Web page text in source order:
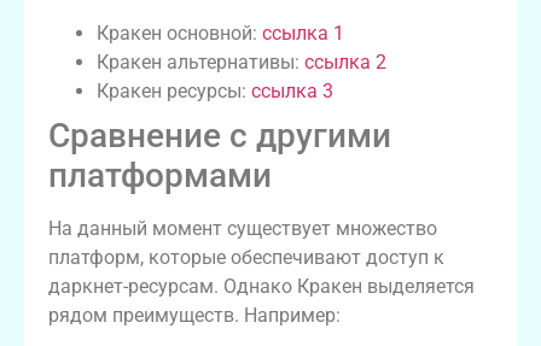
Кракен основной: ссылка 1
Кракен альтернативы: ссылка 2
Кракен ресурсы: ссылка 3
Сравнение с другими
платформами
На данный момент существует множество
платформ, которые обеспечивают доступ к
даркнет-ресурсам. Однако Кракен выделяется
рядом преимуществ. Например: